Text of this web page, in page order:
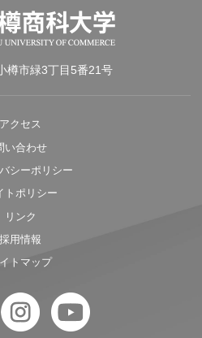
樽市緑3丁目5番21号
アクセス
い合わせ
シーポリシー
トポリシー
リンク
採用情報
トマップ